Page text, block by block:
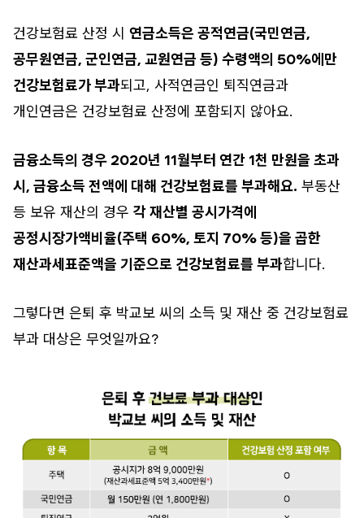
건강보험료 산정 시 연금소득은 공적연금(국민연금,
공무원연금, 군인연금, 교원연금 등) 수령액의 50%에만
건강보험료가 부과되고, 사적연금인 퇴직연금과
개인연금은 건강보험료 산정에 포함되지 않아요.
금융소득의 경우 2020년 11월부터 연간 1천 만원을 초과
시, 금융소득 전액에 대해 건강보험료를 부과해요. 부동산
등 보유 재산의 경우 각 재산별 공시가격에
공정시장가액비율(주택 60%, 토지 70% 등)을 곱한
재산과세표준액을 기준으로 건강보험료를 부과합니다.
그렇다면 은퇴 후 박교보 씨의 소득 및 재산 중 건강보험료
부과 대상은 무엇일까요?